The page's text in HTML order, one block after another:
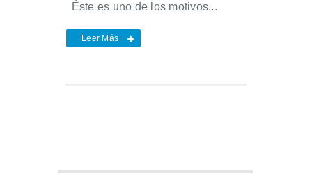
Éste es uno de los motivos...
Leer Más